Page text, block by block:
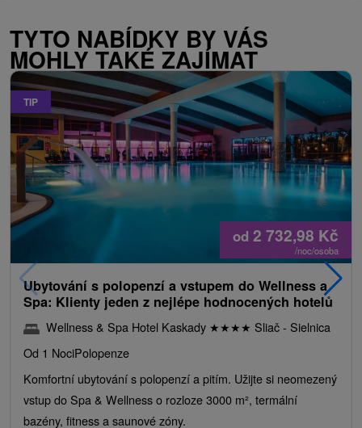
TYTO NABÍDKY BY VÁS
MOHLY TAKÉ ZAJÍMAT
TIP
od 2 732,98 Kč
/noc/osoba
Ubytování s polopenzí a vstupem do Wellness a
Spa: Klienty jeden z nejlépe hodnocených hotelů
Wellness & Spa Hotel Kaskady ★★★★ Sliač - Sielnica
Od 1 NociPolopenze
Komfortní ubytování s polopenzí a pitím. Užijte si neomezený
vstup do Spa & Wellness o rozloze 3000 m², termální
bazény, fitness a saunové zóny.